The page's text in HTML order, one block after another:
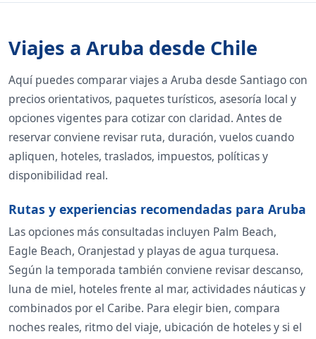
Viajes a Aruba desde Chile
Aquí puedes comparar viajes a Aruba desde Santiago con
precios orientativos, paquetes turísticos, asesoría local y
opciones vigentes para cotizar con claridad. Antes de
reservar conviene revisar ruta, duración, vuelos cuando
apliquen, hoteles, traslados, impuestos, políticas y
disponibilidad real.
Rutas y experiencias recomendadas para Aruba
Las opciones más consultadas incluyen Palm Beach,
Eagle Beach, Oranjestad y playas de agua turquesa.
Según la temporada también conviene revisar descanso,
luna de miel, hoteles frente al mar, actividades náuticas y
combinados por el Caribe. Para elegir bien, compara
noches reales, ritmo del viaje, ubicación de hoteles y si el